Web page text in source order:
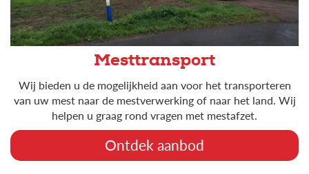
Mesttransport
Wij bieden u de mogelijkheid aan voor het transporteren
van uw mest naar de mestverwerking of naar het land. Wij
helpen u graag rond vragen met mestafzet.
Ontdek aanbod